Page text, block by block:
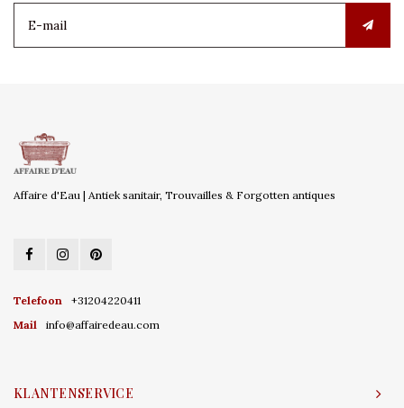
Affaire d'Eau | Antiek sanitair, Trouvailles & Forgotten antiques
Telefoon
+31204220411
Mail
info@affairedeau.com
KLANTENSERVICE